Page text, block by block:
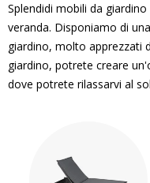
Splendidi mobili da
veranda. Disponiamo di
giardino, molto apprezzati
giardino, potrete creare
dove potrete rilassarvi al